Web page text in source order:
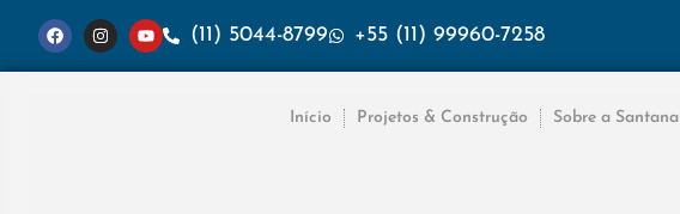
(11) 5044-8799 +55 (11) 99960-7258
Início Projetos & Construção Sobre a Santana